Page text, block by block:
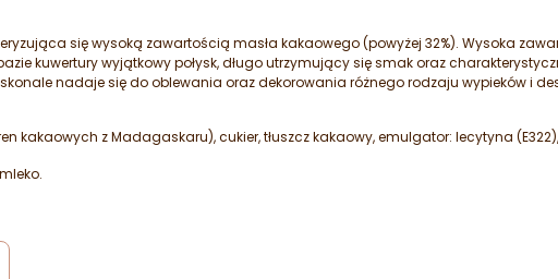
się wysoką zawartością masła kakaowego (powyżej 32%). Wysoka
kuwertury wyjątkowy połysk, długo utrzymujący się smak oraz
nadaje się do oblewania oraz dekorowania różnego rodzaju wypieków i
kakaowych z Madagaskaru), cukier, tłuszcz kakaowy, emulgator: lecytyna